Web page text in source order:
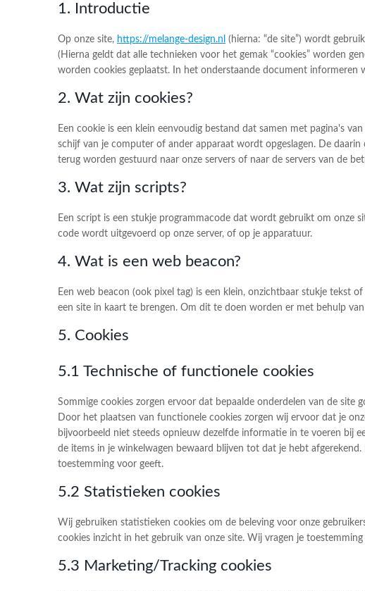
1. Introductie
Op onze site, https://melange-design.nl (hierna: “de site”) wordt
(Hierna geldt dat alle technieken voor het gemak “cookies” worden
worden cookies geplaatst. In het onderstaande document informeren
2. Wat zijn cookies?
Een cookie is een klein eenvoudig bestand dat samen met pagina's
schijf van je computer of ander apparaat wordt opgeslagen. De
terug worden gestuurd naar onze servers of naar de servers van de
3. Wat zijn scripts?
Een script is een stukje programmacode dat wordt gebruikt om onze
code wordt uitgevoerd op onze server, of op je apparatuur.
4. Wat is een web beacon?
Een web beacon (ook pixel tag) is een klein, onzichtbaar stukje tekst
een site in kaart te brengen. Om dit te doen worden er met behulp
5. Cookies
5.1 Technische of functionele cookies
Sommige cookies zorgen ervoor dat bepaalde onderdelen van de site
Door het plaatsen van functionele cookies zorgen wij ervoor dat je
bijvoorbeeld niet steeds opnieuw dezelfde informatie in te voeren bij
de items in je winkelwagen bewaard blijven tot dat je hebt
toestemming voor geeft.
5.2 Statistieken cookies
Wij gebruiken statistieken cookies om de beleving voor onze
cookies inzicht in het gebruik van onze site. Wij vragen je
5.3 Marketing/Tracking cookies